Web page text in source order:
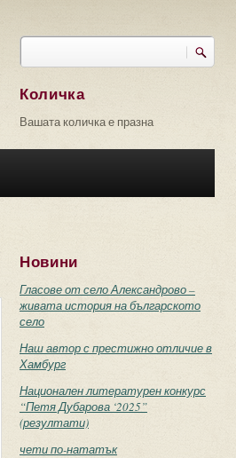
Търси
Количка
Вашата количка е празна
Новини
Гласове от село Александрово –
живата история на българското
село
Наш автор с престижно отличие в
Хамбург
Национален литературен конкурс
“Петя Дубарова ‘2025”
(резултати)
чети по-нататък